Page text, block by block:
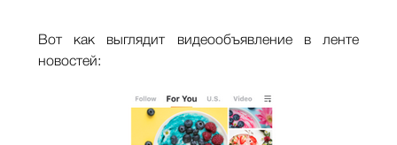
Вот как выглядит видеообъявление в ленте
новостей: